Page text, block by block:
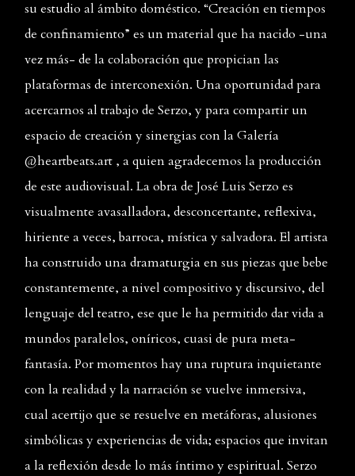
su estudio al ámbito doméstico. “Creación en tiempos
de confinamiento” es un material que ha nacido -una
vez más- de la colaboración que propician las
plataformas de interconexión. Una oportunidad para
acercarnos al trabajo de Serzo, y para compartir un
espacio de creación y sinergias con la Galería
@heartbeats.art , a quien agradecemos la producción
de este audiovisual. La obra de José Luis Serzo es
visualmente avasalladora, desconcertante, reflexiva,
hiriente a veces, barroca, mística y salvadora. El artista
ha construido una dramaturgia en sus piezas que bebe
constantemente, a nivel compositivo y discursivo, del
lenguaje del teatro, ese que le ha permitido dar vida a
mundos paralelos, oníricos, cuasi de pura meta-
fantasía. Por momentos hay una ruptura inquietante
con la realidad y la narración se vuelve inmersiva,
cual acertijo que se resuelve en metáforas, alusiones
simbólicas y experiencias de vida; espacios que invitan
a la reflexión desde lo más íntimo y espiritual. Serzo